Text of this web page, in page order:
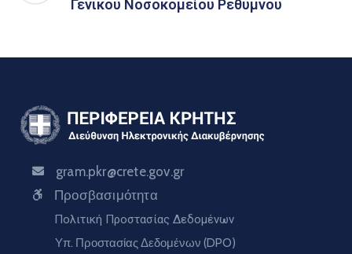
Γενικού Νοσοκομείου Ρεθύμνου
gram.pkr@crete.gov.gr
Προσβασιμότητα
Πολιτική Προστασίας Δεδομένων
Υπ. Προστασίας Δεδομένων (DPO)